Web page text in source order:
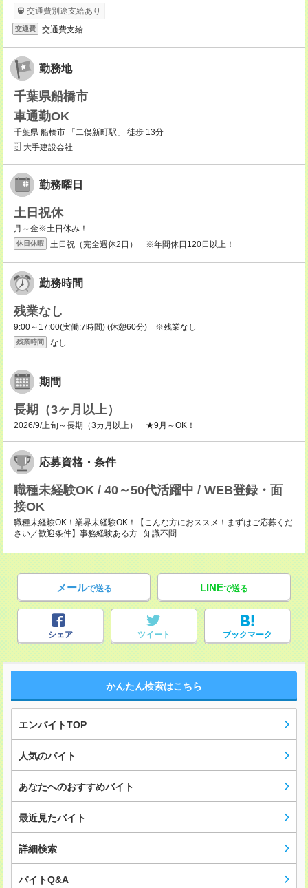
交通費別途支給あり
交通費 交通費支給
勤務地
千葉県船橋市
車通勤OK
千葉県 船橋市 「二俣新町駅」 徒歩 13分
大手建設会社
勤務曜日
土日祝休
月～金※土日休み！
休日休暇 土日祝（完全週休2日） ※年間休日120日以上！
勤務時間
残業なし
9:00～17:00(実働:7時間) (休憩60分) ※残業なし
残業時間 なし
期間
長期（3ヶ月以上）
2026/9/上旬～長期（3カ月以上） ★9月～OK！
応募資格・条件
職種未経験OK / 40～50代活躍中 / WEB登録・面
接OK
職種未経験OK！業界未経験OK！【こんな方におススメ！まずはご応募くだ
さい／歓迎条件】事務経験ある方 知識不問
メールで送る LINEで送る
シェア ツイート ブックマーク
かんたん検索はこちら
エンバイトTOP
人気のバイト
あなたへのおすすめバイト
最近見たバイト
詳細検索
バイトQ&A